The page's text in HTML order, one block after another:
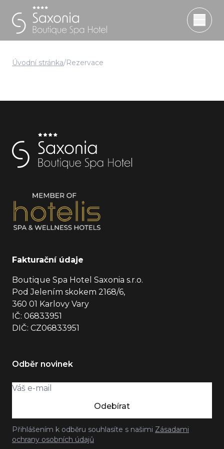
Úvodní stránka/Rezervace
Fakturační údaje
Boutique Spa Hotel Saxonia s.r.o.
Pod Jelením skokem 2168/6,
360 01 Karlovy Vary
IČ: 06833951
DIČ: CZ06833951
Odběr novinek
Odebírat
Přihlášením k odběru souhlasíte s našimi Zásadami
ochrany osobních údajů